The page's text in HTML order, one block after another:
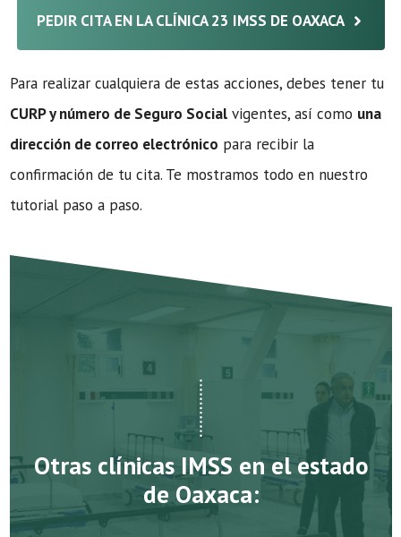
PEDIR CITA EN LA CLÍNICA 23 IMSS DE OAXACA
Para realizar cualquiera de estas acciones, debes tener tu
CURP y número de Seguro Social vigentes, así como una
dirección de correo electrónico para recibir la
confirmación de tu cita. Te mostramos todo en nuestro
tutorial paso a paso.
Otras clínicas IMSS en el estado
de Oaxaca: